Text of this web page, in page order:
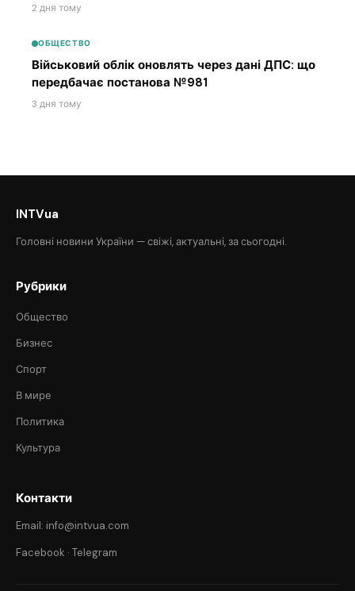
2 дня тому
ОБЩЕСТВО
Військовий облік оновлять через дані ДПС: що
передбачає постанова №981
3 дня тому
INTVua
Головні новини України — свіжі, актуальні, за сьогодні.
Рубрики
Общество
Бизнес
Спорт
В мире
Политика
Культура
Контакти
Email: info@intvua.com
Facebook · Telegram